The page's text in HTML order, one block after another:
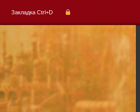
Закладка Ctrl+D